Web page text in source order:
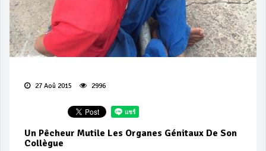
27 Aoû 2015 2996
Un Pêcheur Mutile Les Organes Génitaux De Son
Collègue